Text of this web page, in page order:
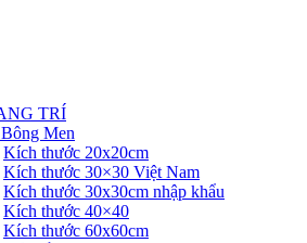
TRÍ
Men
Kích thước 20x20cm
Kích thước 30×30 Việt Nam
Kích thước 30x30cm nhập khẩu
Kích thước 40×40
Kích thước 60x60cm